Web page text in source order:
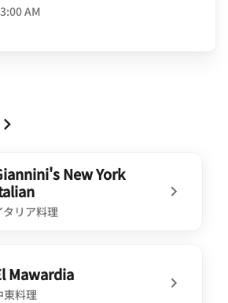
AM
New York
タリア料理
New York Italian
Mawardia
東料理